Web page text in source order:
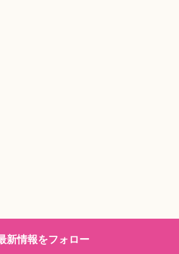
新情報をフォロー